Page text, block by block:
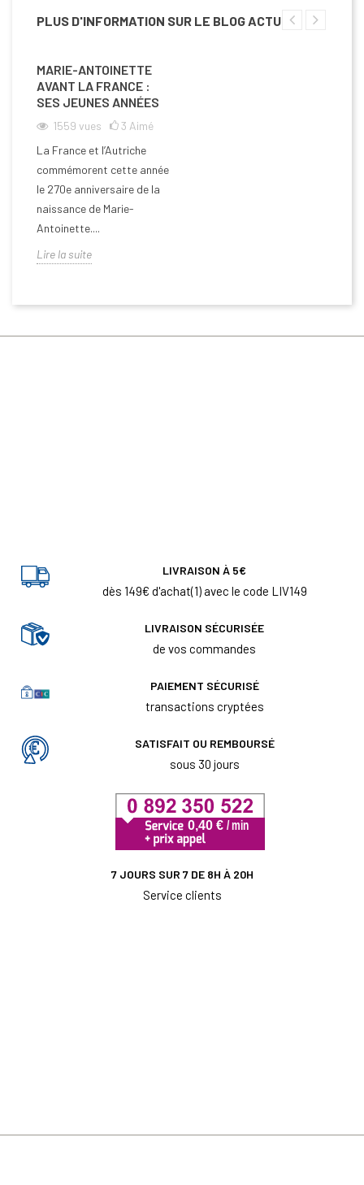
PLUS D'INFORMATION SUR LE BLOG ACTU
MARIE-ANTOINETTE
AVANT LA FRANCE :
SES JEUNES ANNÉES
1559 vues 3 Aimé
La France et l’Autriche
commémorent cette année
le 270e anniversaire de la
naissance de Marie-
Antoinette....
Lire la suite
LIVRAISON À 5€
dès 149€ d'achat(1) avec le code LIV149
LIVRAISON SÉCURISÉE
de vos commandes
PAIEMENT SÉCURISÉ
transactions cryptées
SATISFAIT OU REMBOURSÉ
sous 30 jours
7 JOURS SUR 7 DE 8H À 20H
Service clients